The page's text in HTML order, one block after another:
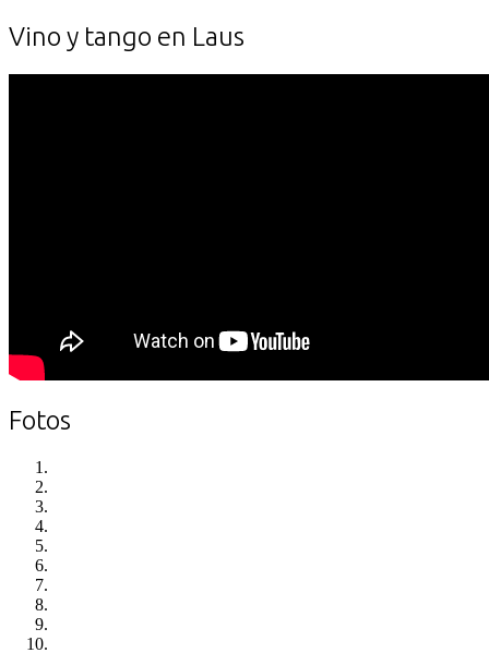
Vino y tango en Laus
Fotos